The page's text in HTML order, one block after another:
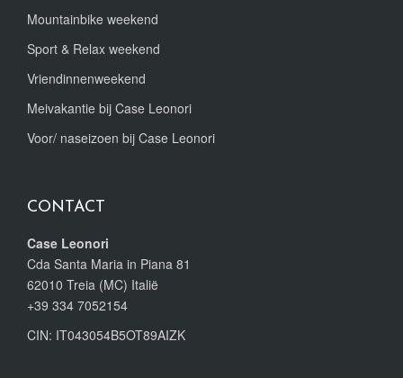
Mountainbike weekend
Sport & Relax weekend
Vriendinnenweekend
Meivakantie bij Case Leonori
Voor/ naseizoen bij Case Leonori
CONTACT
Case Leonori
Cda Santa Maria in Piana 81
62010 Treia (MC) Italië
+39 334 7052154
CIN: IT043054B5OT89AIZK